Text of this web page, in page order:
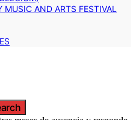
MUSIC AND ARTS FESTIVAL